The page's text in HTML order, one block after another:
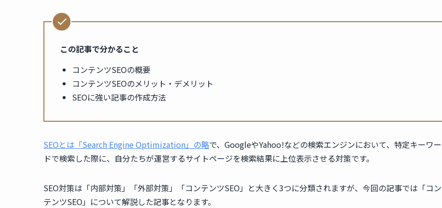
この記事で分かること
コンテンツSEOの概要
コンテンツSEOのメリット・デメリット
SEOに強い記事の作成方法
SEOとは「Search Engine Optimization」の略で、GoogleやYahoo!などの検索エンジンにおいて、特定キーワー
ドで検索した際に、自分たちが運営するサイトページを検索結果に上位表示させる対策です。
SEO対策は「内部対策」「外部対策」「コンテンツSEO」と大きく3つに分類されますが、今回の記事では「コン
テンツSEO」について解説した記事となります。